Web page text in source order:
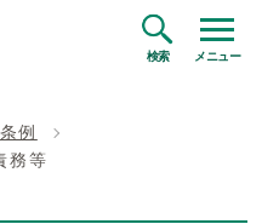
検索 メニュー
例
務等